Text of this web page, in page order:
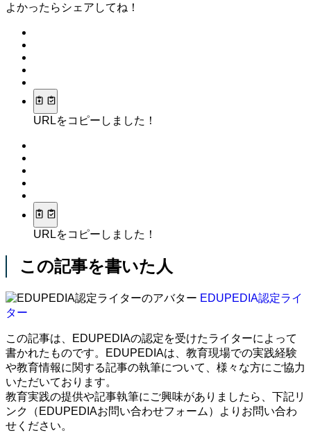
よかったらシェアしてね！
URLをコピーしました！
URLをコピーしました！
この記事を書いた人
EDUPEDIA認定ライ
ター
この記事は、EDUPEDIAの認定を受けたライターによって
書かれたものです。EDUPEDIAは、教育現場での実践経験
や教育情報に関する記事の執筆について、様々な方にご協力
いただいております。
教育実践の提供や記事執筆にご興味がありましたら、下記リ
ンク（EDUPEDIAお問い合わせフォーム）よりお問い合わ
せください。